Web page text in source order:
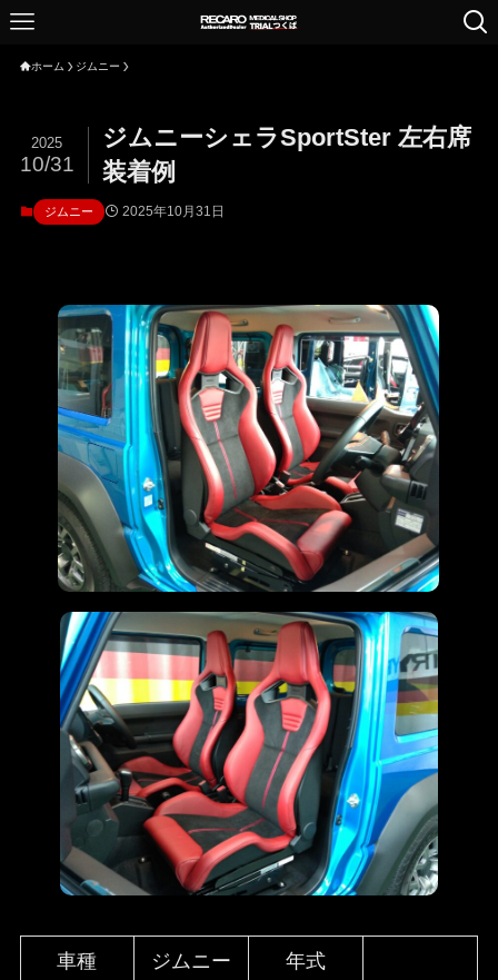
ホーム ジムニー
ジムニーシェラSportSter 左右席
装着例
2025
10/31
ジムニー 2025年10月31日
車種
ジムニー
年式